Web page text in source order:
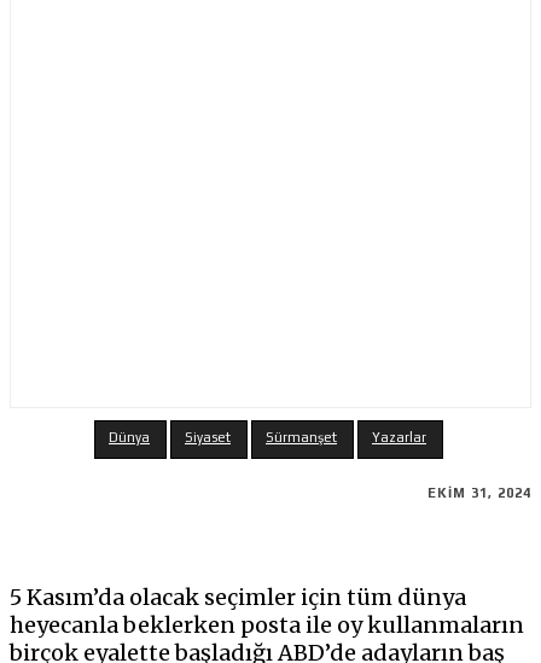
Dünya Siyaset Sürmanşet Yazarlar
EKIM 31, 2024
5 Kasım’da olacak seçimler için tüm dünya
heyecanla beklerken posta ile oy kullanmaların
birçok eyalette başladığı ABD’de adayların baş